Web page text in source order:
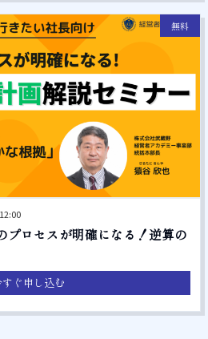
無料
プロセスが明確になる！逆算の
すぐ申し込む